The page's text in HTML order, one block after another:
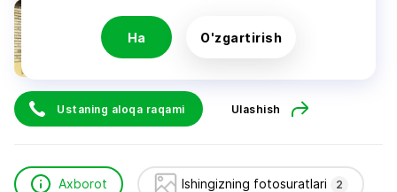
Ha O'zgartirish
Ustaning aloqa raqami Ulashish
Axborot Ishingizning fotosuratlari 2